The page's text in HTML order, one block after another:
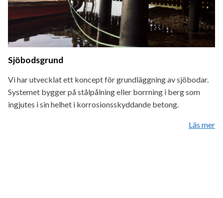
Sjöbodsgrund
Vi har utvecklat ett koncept för grundläggning av sjöbodar.
Systemet bygger på stålpålning eller borrning i berg som
ingjutes i sin helhet i korrosionsskyddande betong.
Läs mer